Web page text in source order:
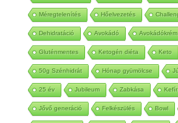
Méregtelenítés Hőelvezetés
Dehidratáció Avokádó Avokádókrém
Gluténmentes Ketogén diéta Keto
50g Szénhidrát Hónap gyümölcse
25 év Jubileum Zabkása Kefír
Jővő generáció Felkészülés Bowl